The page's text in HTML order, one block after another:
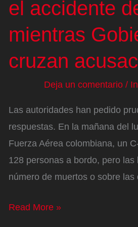
el accidente
mientras
cruzan
Deja un comentario /
Las autoridades han pedido
respuestas. En la mañana del
Fuerza Aérea colombiana, un
128 personas a bordo, pero
número de muertos o sobre las
Colombia
Read More »